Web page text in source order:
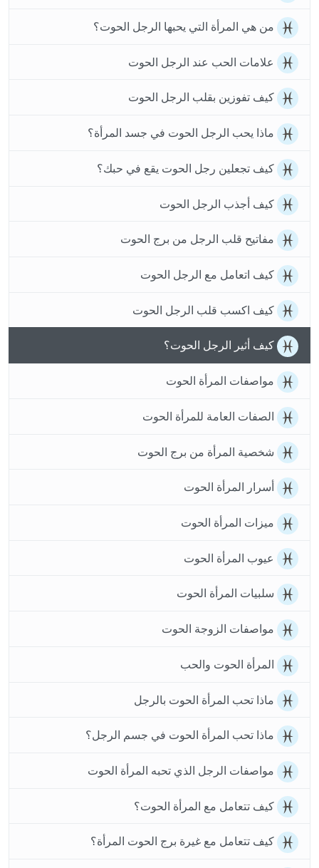
من هي المرأة التي يحبها الرجل الحوت؟
علامات الحب عند الرجل الحوت
كيف تفوزين بقلب الرجل الحوت
ماذا يحب الرجل الحوت في جسد المرأة؟
كيف تجعلين رجل الحوت يقع في حبك؟
كيف أجذب الرجل الحوت
مفاتيح قلب الرجل من برج الحوت
كيف اتعامل مع الرجل الحوت
كيف اكسب قلب الرجل الحوت
كيف أثير الرجل الحوت؟
مواصفات المرأة الحوت
الصفات العامة للمرأة الحوت
شخصية المرأة من برج الحوت
أسرار المرأة الحوت
ميزات المرأة الحوت
عيوب المرأة الحوت
سلبيات المرأة الحوت
مواصفات الزوجة الحوت
المرأة الحوت والحب
ماذا تحب المرأة الحوت بالرجل
ماذا تحب المرأة الحوت في جسم الرجل؟
مواصفات الرجل الذي تحبه المرأة الحوت
كيف تتعامل مع المرأة الحوت؟
كيف تتعامل مع غيرة برج الحوت المرأة؟